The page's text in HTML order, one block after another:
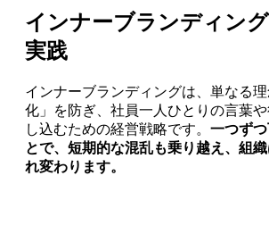
インナーブランディン
実践
インナーブランディングは、単なる
化」を防ぎ、社員一人ひとりの言葉
し込むための経営戦略です。 一つず
とで、短期的な混乱も乗り越え、組
れ変わります。